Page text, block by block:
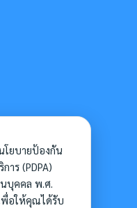
โยบายป้องกัน
าร (PDPA)
บุคคล พ.ศ.
พื่อให้คุณได้รับ